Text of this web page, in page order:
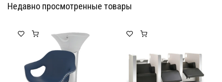
Недавно просмотренные товары